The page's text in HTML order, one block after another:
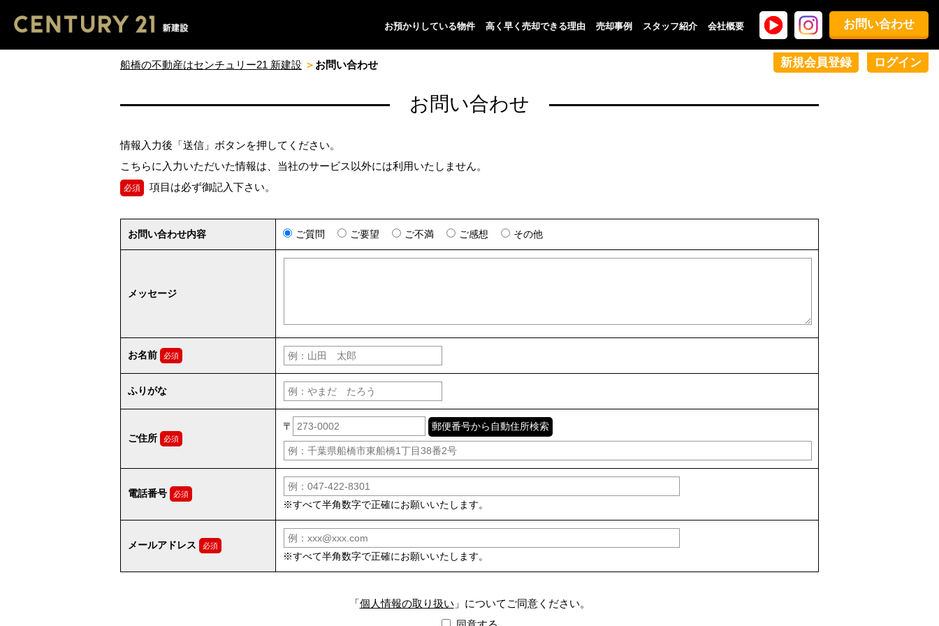
お預かりしている物件 高く早く売却できる理由 売却事例 スタッフ紹介 会社概要
新規会員登録 ログイン
お問い合わせ
船橋の不動産はセンチュリー21 新建設 お問い合わせ
お問い合わせ
情報入力後「送信」ボタンを押してください。
こちらに入力いただいた情報は、当社のサービス以外には利用いたしません。
必須 項目は必ず御記入下さい。
お問い合わせ内容 ご質問 ご要望 ご不満 ご感想 その他
メッセージ
お名前 必須
ふりがな
ご住所 必須
〒
電話番号 必須
※すべて半角数字で正確にお願いいたします。
メールアドレス 必須
※すべて半角数字で正確にお願いいたします。
「個人情報の取り扱い 」についてご同意ください。